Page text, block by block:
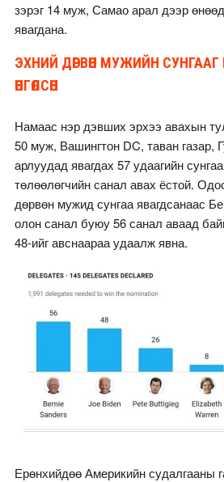
зэрэг 14 муж, Самао арал дээр
явагдана.
ЭХНИЙ ДӨРВӨН МУЖИЙН
ӨНГӨЛСӨН
Намаас нэр дэвших эрхээ авахын
50 муж, Вашингтон DC, таван газар,
арлуудад явагдах 57 удаагийн
төлөөлөгчийн санал авах ёстой.
дөрвөн мужид сунгаа явагдсанаас
олон санал буюу 56 санал аваад
48-ийг авснаараа удаалж явна.
Ерөнхийдөө Америкийн судалгааны